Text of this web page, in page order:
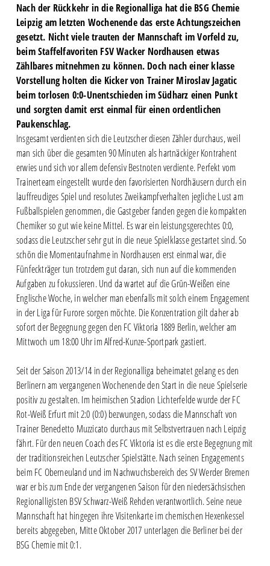
Nach der Rückkehr in die Regionalliga hat die BSG Chemie
Leipzig am letzten Wochenende das erste Achtungszeichen
gesetzt. Nicht viele trauten der Mannschaft im Vorfeld zu,
beim Staffelfavoriten FSV Wacker Nordhausen etwas
Zählbares mitnehmen zu können. Doch nach einer klasse
Vorstellung holten die Kicker von Trainer Miroslav Jagatic
beim torlosen 0:0-Unentschieden im Südharz einen Punkt
und sorgten damit erst einmal für einen ordentlichen
Paukenschlag.
Insgesamt verdienten sich die Leutzscher diesen Zähler durchaus, weil
man sich über die gesamten 90 Minuten als hartnäckiger Kontrahent
erwies und sich vor allem defensiv Bestnoten verdiente. Perfekt vom
Trainerteam eingestellt wurde den favorisierten Nordhäusern durch ein
lauffreudiges Spiel und resolutes Zweikampfverhalten jegliche Lust am
Fußballspielen genommen, die Gastgeber fanden gegen die kompakten
Chemiker so gut wie keine Mittel. Es war ein leistungsgerechtes 0:0,
sodass die Leutzscher sehr gut in die neue Spielklasse gestartet sind. So
schön die Momentaufnahme in Nordhausen erst einmal war, die
Fünfeckträger tun trotzdem gut daran, sich nun auf die kommenden
Aufgaben zu fokussieren. Und da wartet auf die Grün-Weißen eine
Englische Woche, in welcher man ebenfalls mit solch einem Engagement
in der Liga für Furore sorgen möchte. Die Konzentration gilt daher ab
sofort der Begegnung gegen den FC Viktoria 1889 Berlin, welcher am
Mittwoch um 18:00 Uhr im Alfred-Kunze-Sportpark gastiert.
Seit der Saison 2013/14 in der Regionalliga beheimatet gelang es den
Berlinern am vergangenen Wochenende den Start in die neue Spielserie
positiv zu gestalten. Im heimischen Stadion Lichterfelde wurde der FC
Rot-Weiß Erfurt mit 2:0 (0:0) bezwungen, sodass die Mannschaft von
Trainer Benedetto Muzzicato durchaus mit Selbstvertrauen nach Leipzig
fährt. Für den neuen Coach des FC Viktoria ist es die erste Begegnung mit
der traditionsreichen Leutzscher Spielstätte. Nach seinen Engagements
beim FC Oberneuland und im Nachwuchsbereich des SV Werder Bremen
war er bis zum Ende der vergangenen Saison für den niedersächsischen
Regionalligisten BSV Schwarz-Weiß Rehden verantwortlich. Seine neue
Mannschaft hat hingegen ihre Visitenkarte im chemischen Hexenkessel
bereits abgegeben, Mitte Oktober 2017 unterlagen die Berliner bei der
BSG Chemie mit 0:1.